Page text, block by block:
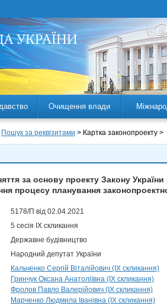
Очищення влади
Пошук за реквізитами > Картка законопроекту >
за основу проекту Закону
процесу планування
5178/П від 02.04.2021
5 сесія IX скликання
Державне будівництво
Народний депутат України
Кальченко Сергій Віталійович (IX скликання)
Гринчук Оксана Анатоліївна (IX скликання)
Фролов Павло Валерійович (IX скликання)
Марченко Людмила Іванівна (IX скликання)